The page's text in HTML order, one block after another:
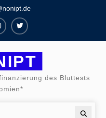
Twitter
des Bluttests